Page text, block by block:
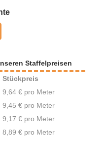
auswählen
Staffelpreisen
Stückpreis
9,64 € pro Meter
9,45 € pro Meter
9,17 € pro Meter
8,89 € pro Meter